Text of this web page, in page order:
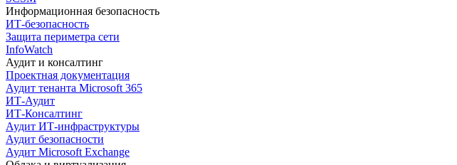
Информационная безопасность
ИТ-безопасность
Защита периметра сети
InfoWatch
Аудит и консалтинг
Проектная документация
Аудит тенанта Microsoft 365
ИТ-Аудит
ИТ-Консалтинг
Аудит ИТ-инфраструктуры
Аудит безопасности
Аудит Microsoft Exchange